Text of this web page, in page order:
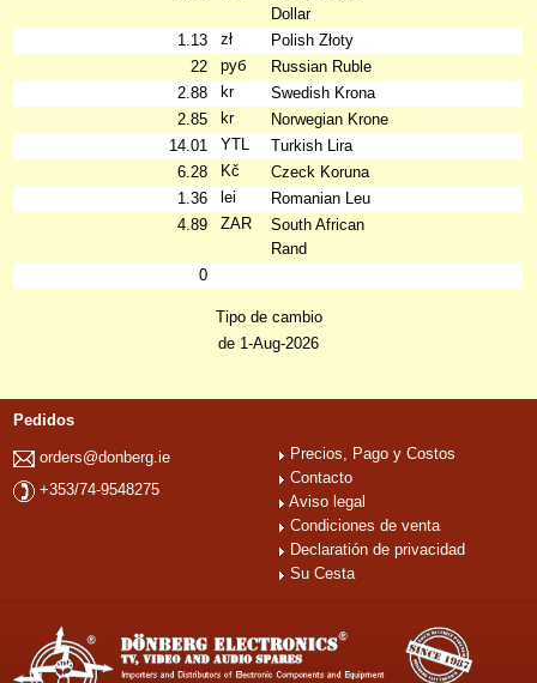
Dollar
1.13
zł
Polish Złoty
22
руб
Russian Ruble
2.88
kr
Swedish Krona
2.85
kr
Norwegian Krone
14.01
YTL
Turkish Lira
6.28
Kč
Czeck Koruna
1.36
lei
Romanian Leu
4.89
ZAR
South African
Rand
0
Tipo de cambio
de 1-Aug-2026
Pedidos
orders@donberg.ie
+353/74-9548275
Precios, Pago y Costos
Contacto
Aviso legal
Condiciones de venta
Declaratión de privacidad
Su Cesta